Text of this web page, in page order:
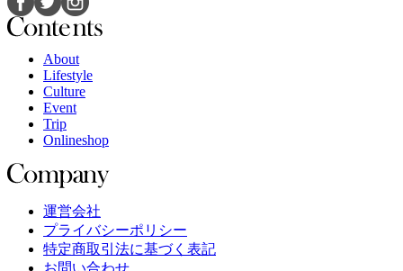
About
Lifestyle
Culture
Event
Trip
Onlineshop
運営会社
プライバシーポリシー
特定商取引法に基づく表記